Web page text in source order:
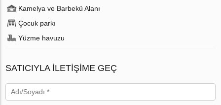
Kamelya ve Barbekü Alanı
Çocuk parkı
Yüzme havuzu
SATICIYLA ILETIŞIME GEÇ